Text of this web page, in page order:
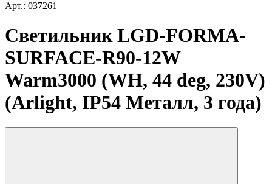
Арт.: 037261
Светильник LGD-FORMA-
SURFACE-R90-12W
Warm3000 (WH, 44 deg, 230V)
(Arlight, IP54 Металл, 3 года)